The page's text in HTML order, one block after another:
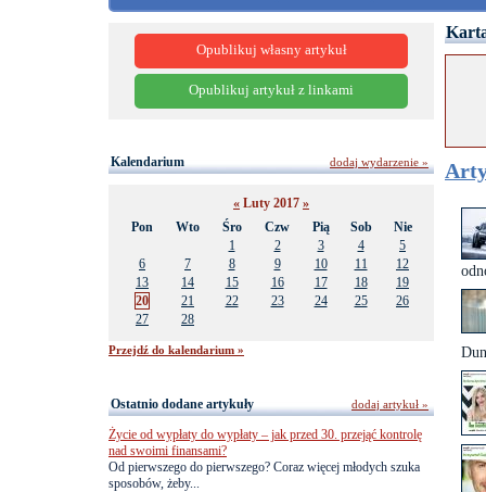
Opublikuj własny artykuł
Opublikuj artykuł z linkami
Kalendarium
« Luty 2017 »
Pon
Wto Śro Czw Pią Sob
Nie
1
2 3 4
5
6
7 8 9 10 11
12
13
14 15 16 17 18
19
20
21 22 23 24 25
26
27
28
Przejdź do kalendarium »
dodaj wydarzenie »
Ostatnio dodane artykuły
Życie od wypłaty do wypłaty – jak przed 30. przejąć kontrolę
nad swoimi finansami?
Od pierwszego do pierwszego? Coraz więcej młodych szuka
sposobów, żeby...
dodaj artykuł »